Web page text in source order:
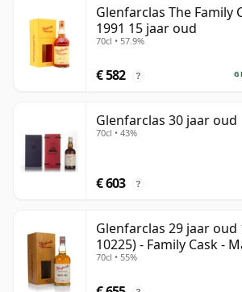
Glenfarclas The Family
1991 15 jaar oud
70cl • 57.9%
€ 582 ?
Glenfarclas 30 jaar oud
70cl • 43%
€ 603 ?
Glenfarclas 29 jaar oud
10225) - Family Cask -
70cl • 55%